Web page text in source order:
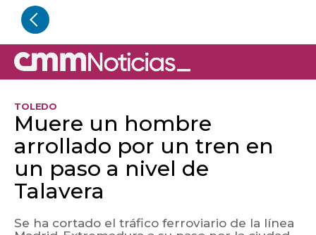
TOLEDO
Muere un hombre
arrollado por un tren en
un paso a nivel de
Talavera
Se ha cortado el tráfico ferroviario de la línea